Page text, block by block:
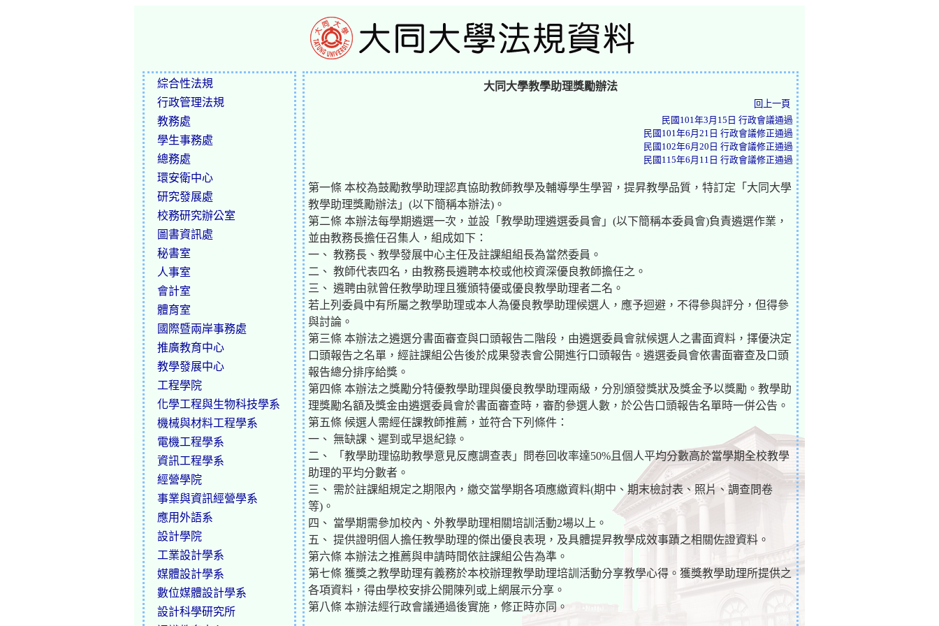
綜合性法規
行政管理法規
教務處
學生事務處
總務處
環安衛中心
研究發展處
校務研究辦公室
圖書資訊處
秘書室
人事室
會計室
體育室
國際暨兩岸事務處
推廣教育中心
教學發展中心
工程學院
化學工程與生物科技學系
機械與材料工程學系
電機工程學系
資訊工程學系
經營學院
事業與資訊經營學系
應用外語系
設計學院
工業設計學系
媒體設計學系
數位媒體設計學系
設計科學研究所
大同大學教學助理獎勵辦法
回上一頁
民國101年3月15日 行政會議通過
民國101年6月21日 行政會議修正通過
民國102年6月20日 行政會議修正通過
民國115年6月11日 行政會議修正通過
第一條 本校為鼓勵教學助理認真協助教師教學及輔導學生學習，提昇教學品質，特訂定「大同大學
教學助理獎勵辦法」(以下簡稱本辦法)。
第二條 本辦法每學期遴選一次，並設「教學助理遴選委員會」(以下簡稱本委員會)負責遴選作業，
並由教務長擔任召集人，組成如下：
一、 教務長、教學發展中心主任及註課組組長為當然委員。
二、 教師代表四名，由教務長遴聘本校或他校資深優良教師擔任之。
三、 遴聘由就曾任教學助理且獲頒特優或優良教學助理者二名。
若上列委員中有所屬之教學助理或本人為優良教學助理候選人，應予迴避，不得參與評分，但得參
與討論。
第三條 本辦法之遴選分書面審查與口頭報告二階段，由遴選委員會就候選人之書面資料，擇優決定
口頭報告之名單，經註課組公告後於成果發表會公開進行口頭報告。遴選委員會依書面審查及口頭
報告總分排序給獎。
第四條 本辦法之獎勵分特優教學助理與優良教學助理兩級，分別頒發獎狀及獎金予以獎勵。教學助
理獎勵名額及獎金由遴選委員會於書面審查時，審酌參選人數，於公告口頭報告名單時一併公告。
第五條 候選人需經任課教師推薦，並符合下列條件：
一、 無缺課、遲到或早退紀錄。
二、 「教學助理協助教學意見反應調查表」問卷回收率達50%且個人平均分數高於當學期全校教學
助理的平均分數者。
三、 需於註課組規定之期限內，繳交當學期各項應繳資料(期中、期末檢討表、照片、調查問卷
等)。
四、 當學期需參加校內、外教學助理相關培訓活動2場以上。
五、 提供證明個人擔任教學助理的傑出優良表現，及具體提昇教學成效事蹟之相關佐證資料。
第六條 本辦法之推薦與申請時間依註課組公告為準。
第七條 獲獎之教學助理有義務於本校辦理教學助理培訓活動分享教學心得。獲獎教學助理所提供之
各項資料，得由學校安排公開陳列或上網展示分享。
第八條 本辦法經行政會議通過後實施，修正時亦同。